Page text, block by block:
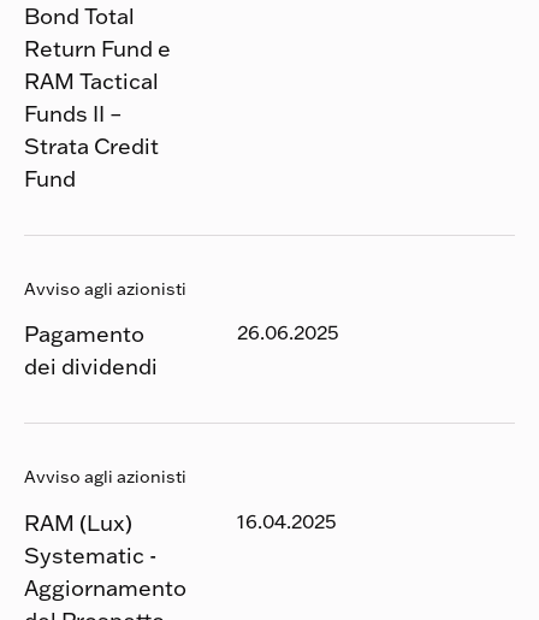
Bond Total
Return Fund e
RAM Tactical
Funds II –
Strata Credit
Fund
Avviso agli azionisti
Pagamento
dei dividendi
26.06.2025
Avviso agli azionisti
RAM (Lux)
Systematic -
Aggiornamento
16.04.2025